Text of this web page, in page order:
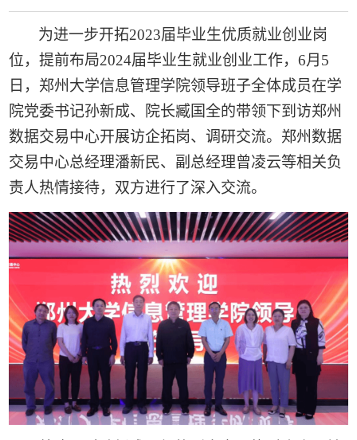
为进一步开拓2023届毕业生优质就业创业岗
位，提前布局2024届毕业生就业创业工作，6月5
日，郑州大学信息管理学院领导班子全体成员在学
院党委书记孙新成、院长臧国全的带领下到访郑州
数据交易中心开展访企拓岗、调研交流。郑州数据
交易中心总经理潘新民、副总经理曾凌云等相关负
责人热情接待，双方进行了深入交流。